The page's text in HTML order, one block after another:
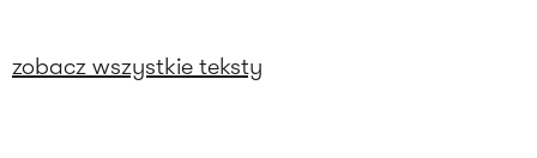
zobacz wszystkie teksty